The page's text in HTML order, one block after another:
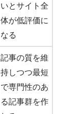
いとサイト全
体が低評価に
なる
記事の質を維
持しつつ最短
で専門性のあ
る記事群を作